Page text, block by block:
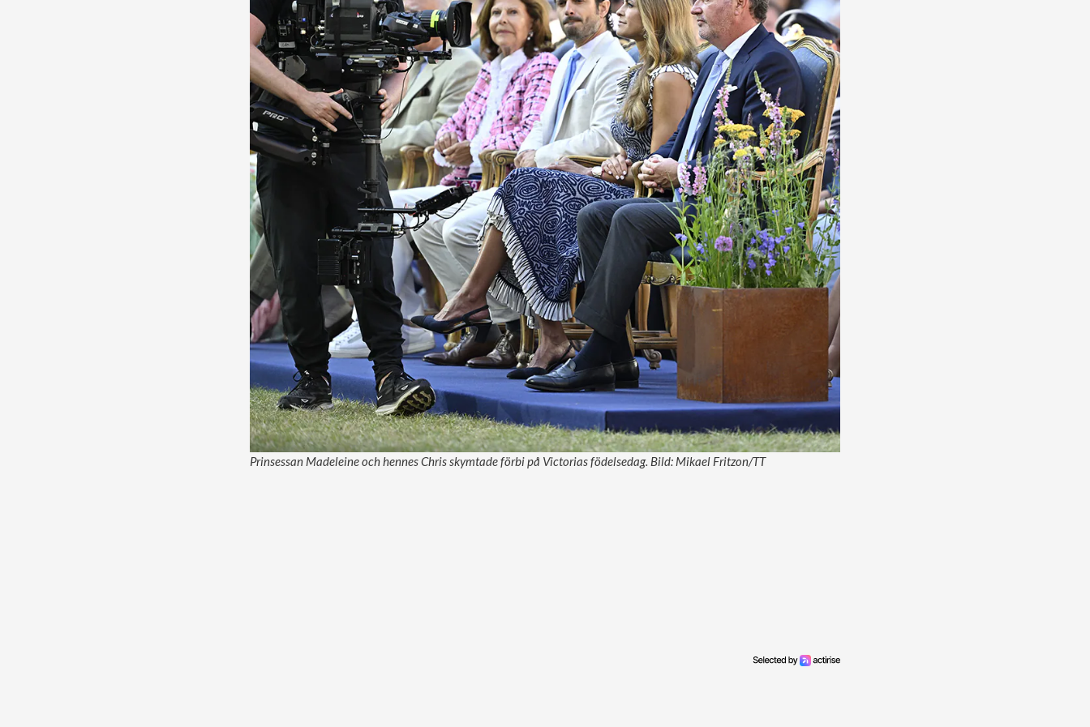
Prinsessan Madeleine och hennes Chris skymtade förbi på Victorias födelsedag. Bild: Mikael Fritzon/TT